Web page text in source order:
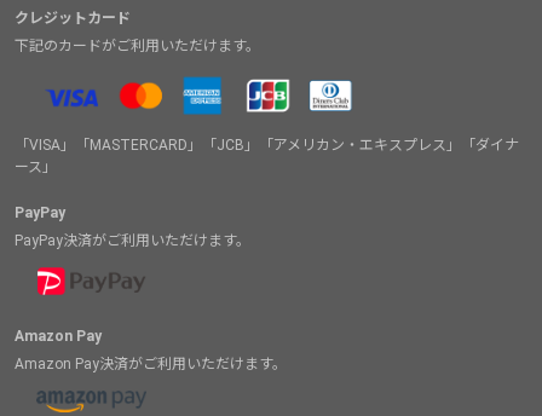
クレジットカード
下記のカードがご利用いただけます。
「VISA」「MASTERCARD」「JCB」「アメリカン・エキスプレス」「ダイナ
ース」
PayPay
PayPay決済がご利用いただけます。
Amazon Pay
Amazon Pay決済がご利用いただけます。